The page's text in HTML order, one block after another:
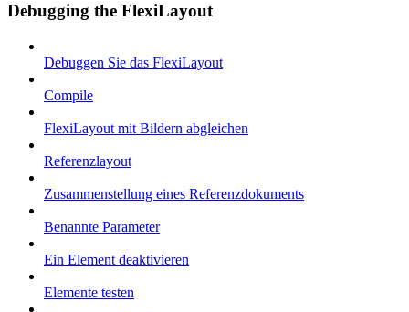
Debugging the FlexiLayout
Debuggen Sie das FlexiLayout
Compile
FlexiLayout mit Bildern abgleichen
Referenzlayout
Zusammenstellung eines Referenzdokuments
Benannte Parameter
Ein Element deaktivieren
Elemente testen